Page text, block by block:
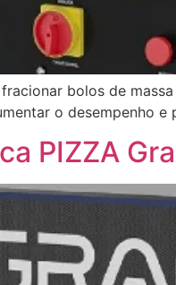
bolos de
o desempenho
PIZZA